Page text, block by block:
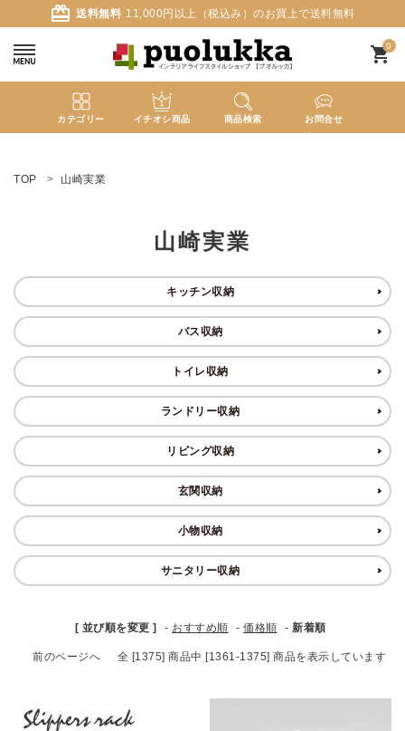
card_giftcard 送料無料 11,000円以上（税込み）のお買上で送料無料
0
shopping_cart
カテゴリー イチオシ商品 商品検索 お問合せ
ようこそ ゲスト 様
person 新規会員登録
search
新着商品
ブランド
ガイドライン
TOP 山崎実業
山崎実業
キッチン収納
バス収納
トイレ収納
ランドリー収納
リビング収納
玄関収納
小物収納
サニタリー収納
[ 並び順を変更 ] - おすすめ順 - 価格順 - 新着順
前のページへ 全 [1375] 商品中 [1361-1375] 商品を表示しています